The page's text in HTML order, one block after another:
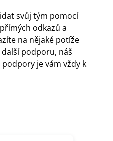
svůj tým pomocí
odkazů a
na nějaké potíže
podporu, náš
je vám vždy k